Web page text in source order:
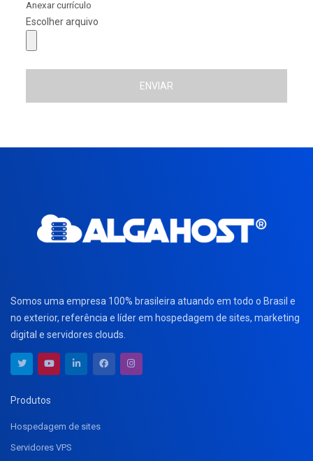
Anexar currículo
Escolher arquivo
ENVIAR
Somos uma empresa 100% brasileira atuando em todo o Brasil e
no exterior, referência e líder em hospedagem de sites, marketing
digital e servidores clouds.
Produtos
Hospedagem de sites
Servidores VPS